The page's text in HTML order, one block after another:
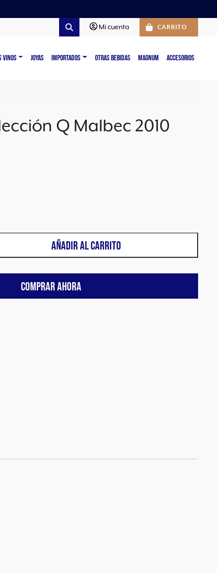
Search
Mi cuenta CARRITO
VINOS JOYAS IMPORTADOS OTRAS BEBIDAS MAGNUM ACCESORIOS
Q Malbec 2010
AÑADIR AL CARRITO
COMPRAR AHORA